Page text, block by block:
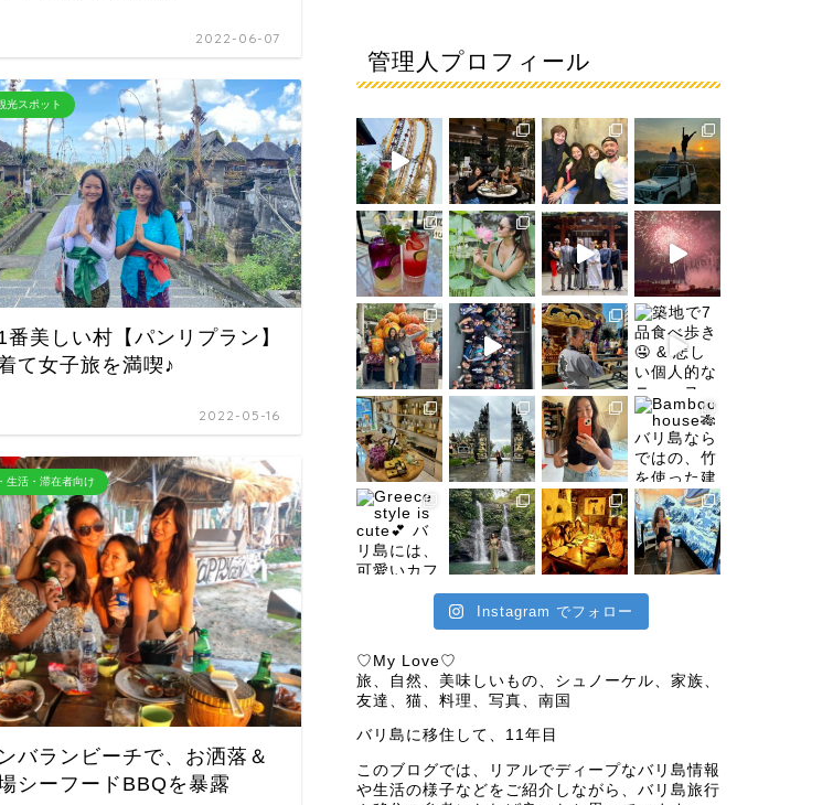
2022-06-07
光スポット
番美しい村【パンリプラン】
て女子旅を満喫♪
2022-05-16
生活・滞在者向け
バランビーチで、お洒落＆
シーフードBBQを暴露
管理人プロフィール
Instagram でフォロー
♡My Love♡
旅、自然、美味しいもの、シュノーケル、家族、
友達、猫、料理、写真、南国
バリ島に移住して、11年目
このブログでは、リアルでディープなバリ島情報
や生活の様子などをご紹介しながら、バリ島旅行